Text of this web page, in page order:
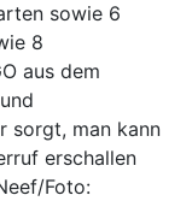
sowie 6
8
aus dem
sorgt, man kann
erschallen
Foto: